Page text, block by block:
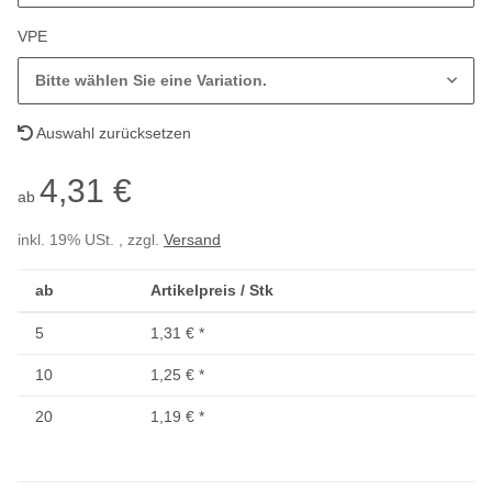
VPE
Bitte wählen Sie eine Variation.
Auswahl zurücksetzen
ab 4,31 €
inkl. 19% USt. , zzgl. Versand
ab Artikelpreis / Stk
5 1,31 € *
10 1,25 € *
20 1,19 € *